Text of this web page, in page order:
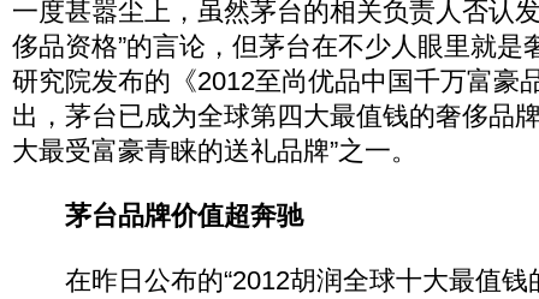
一度甚嚣尘上，虽然茅台的相关负责人否认
侈品资格”的言论，但茅台在不少人眼里就是
研究院发布的《2012至尚优品中国千万富豪
出，茅台已成为全球第四大最值钱的奢侈品
大最受富豪青睐的送礼品牌”之一。
茅台品牌价值超奔驰
在昨日公布的“2012胡润全球十大最值钱